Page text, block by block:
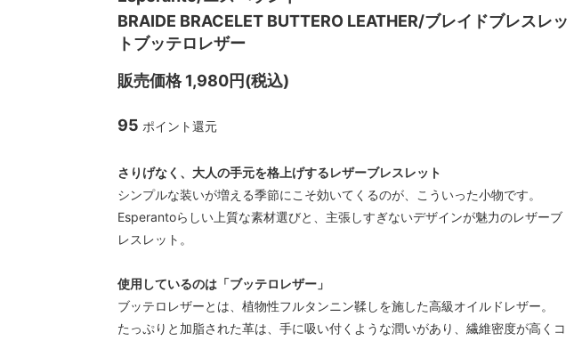
unre:count/アンリカウント OPULENCE/オーピュレンス
Modem design/モデムデザイン
CAL O LINE/キャルオーライン
BRAIDE BRACELET BUTTERO LEATHER/ブレイドブレスレッ
トブッテロレザー
販売価格 1,980円(税込)
95 ポイント還元
さりげなく、大人の手元を格上げするレザーブレスレット
シンプルな装いが増える季節にこそ効いてくるのが、こういった小物です。
Esperantoらしい上質な素材選びと、主張しすぎないデザインが魅力のレザーブ
レスレット。
使用しているのは「ブッテロレザー」
ブッテロレザーとは、植物性フルタンニン鞣しを施した高級オイルドレザー。
たっぷりと加脂された革は、手に吸い付くような潤いがあり、繊維密度が高くコ